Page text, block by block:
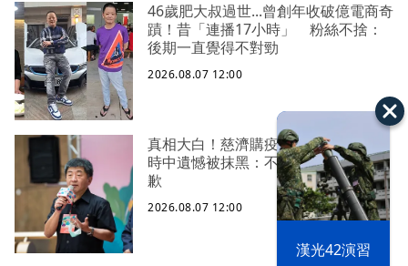
漢光42演習
46歲肥大叔過世...曾創年收破億電商奇
蹟！昔「連播17小時」 粉絲不捨：
後期一直覺得不對勁
2026.08.07 12:00
真相大白！慈濟購疫苗遭詐10億 陳
時中遺憾被抹黑：不實指控的人應道
歉
2026.08.07 12:00